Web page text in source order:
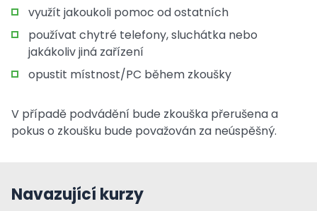
využít jakoukoli pomoc od ostatních
používat chytré telefony, sluchátka nebo
jakákoliv jiná zařízení
opustit místnost/PC během zkoušky
V případě podvádění bude zkouška přerušena a
pokus o zkoušku bude považován za neúspěšný.
Navazující kurzy